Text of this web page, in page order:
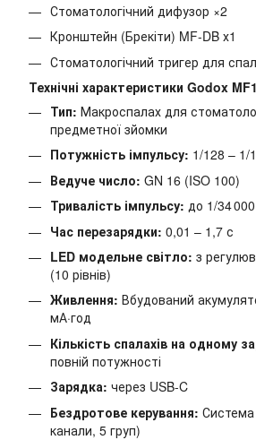
Стоматологічний дифузор ×2
Кронштейн (Брекіти) MF-DB х1
Стоматологічний тригер для
Технічні характеристики Godox
Тип: Макроспалах для
предметної зйомки
Потужність імпульсу: 1/128 – 1/1
Ведуче число: GN 16 (ISO 100)
Тривалість імпульсу: до 1/34
Час перезарядки: 0,01 – 1,7 с
LED модельне світло: з
(10 рівнів)
Живлення: Вбудований
мА·год
Кількість спалахів на одному
повній потужності
Зарядка: через USB-C
Бездротове керування:
канали, 5 груп)